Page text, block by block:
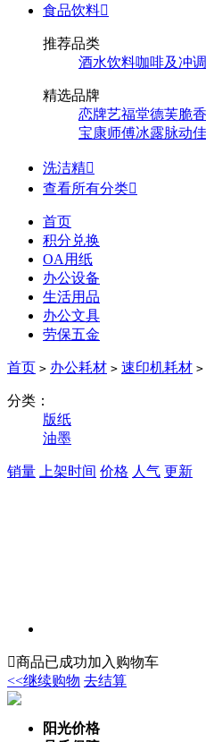
食品饮料
推荐品类
酒水饮料咖啡及冲调
精选品牌
恋牌艺福堂德芙脆
宝康师傅冰露脉动
洗洁精
查看所有分类
首页
积分兑换
OA用纸
办公设备
生活用品
办公文具
劳保五金
首页 > 办公耗材 > 速印机耗材 >
分类：
版纸
油墨
销量 上架时间 价格 人气 更新
商品已成功加入购物车
<<继续购物 去结算
阳光价格